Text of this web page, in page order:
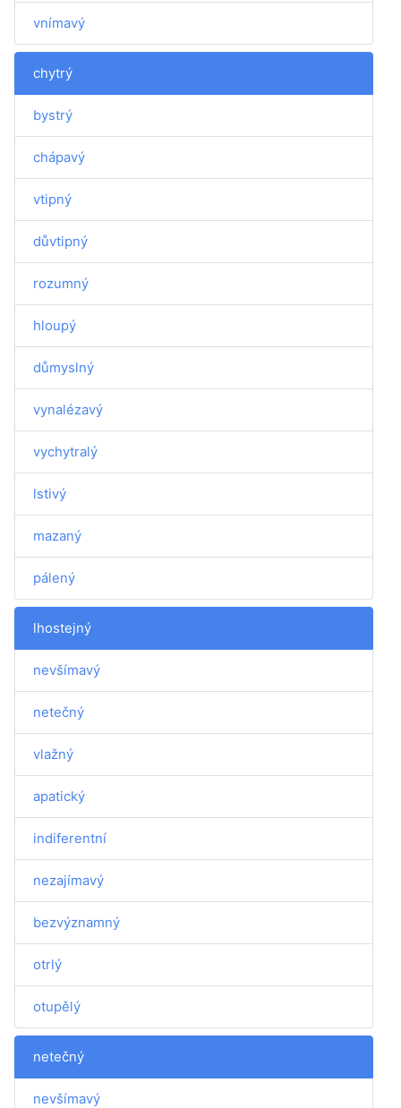
vnímavý
chytrý
bystrý
chápavý
vtipný
důvtipný
rozumný
hloupý
důmyslný
vynalézavý
vychytralý
lstivý
mazaný
pálený
lhostejný
nevšímavý
netečný
vlažný
apatický
indiferentní
nezajímavý
bezvýznamný
otrlý
otupělý
netečný
nevšímavý